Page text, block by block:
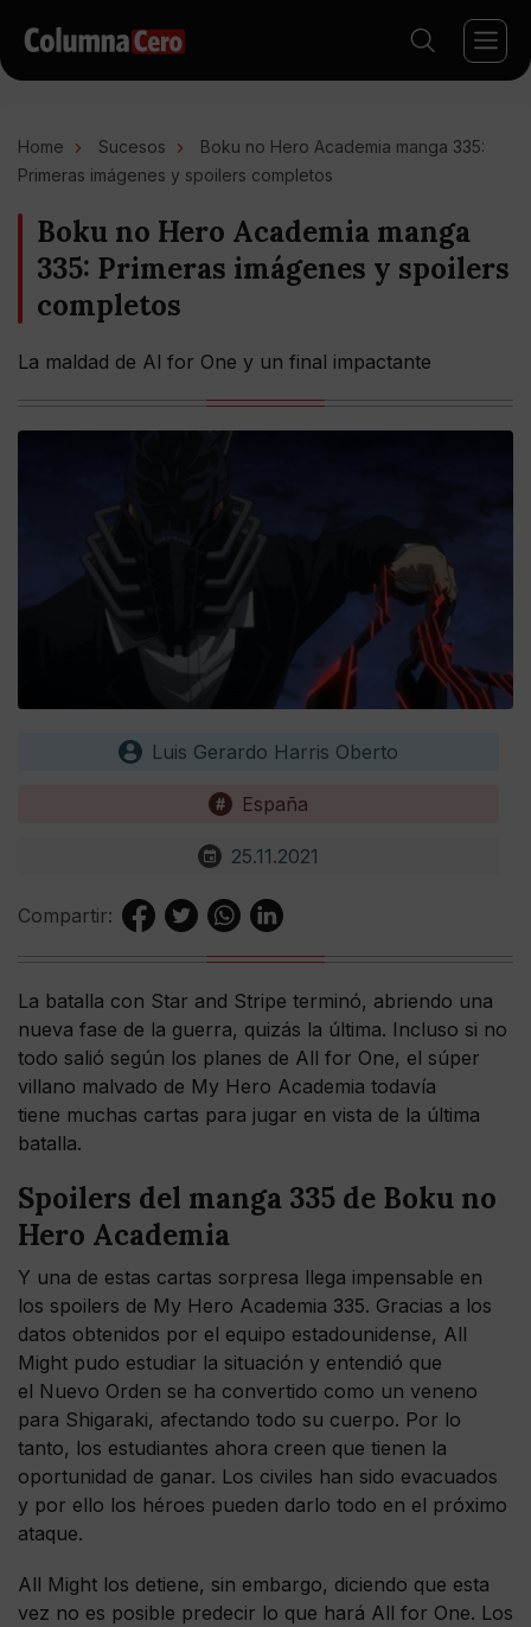
Home Sucesos
Boku no Hero Academia manga 335:
Primeras imágenes y spoilers completos
Boku no Hero Academia manga
335: Primeras imágenes y spoilers
completos
La maldad de Al for One y un final impactante
Luis Gerardo Harris Oberto
España
25.11.2021
Compartir:
La batalla con Star and Stripe terminó, abriendo una
nueva fase de la guerra, quizás la última. Incluso si no
todo salió según los planes de All for One, el súper
villano malvado de My Hero Academia todavía
tiene muchas cartas para jugar en vista de la última
batalla.
Spoilers del manga 335 de Boku no
Hero Academia
Y una de estas cartas sorpresa llega impensable en
los spoilers de My Hero Academia 335. Gracias a los
datos obtenidos por el equipo estadounidense, All
Might pudo estudiar la situación y entendió que
el Nuevo Orden se ha convertido como un veneno
para Shigaraki, afectando todo su cuerpo. Por lo
tanto, los estudiantes ahora creen que tienen la
oportunidad de ganar. Los civiles han sido evacuados
y por ello los héroes pueden darlo todo en el próximo
ataque.
All Might los detiene, sin embargo, diciendo que esta
vez no es posible predecir lo que hará All for One. Los